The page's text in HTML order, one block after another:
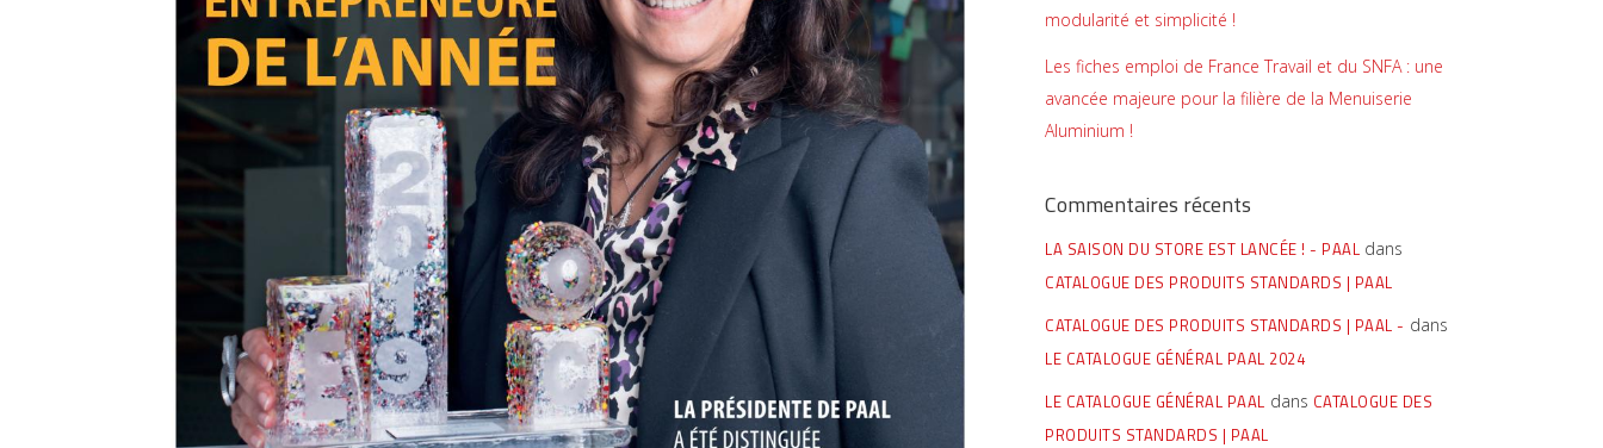
modularité et simplicité !
Les fiches emploi de France Travail et du SNFA : une
avancée majeure pour la filière de la Menuiserie
Aluminium !
Commentaires récents
LA SAISON DU STORE EST LANCÉE ! - PAAL dans
CATALOGUE DES PRODUITS STANDARDS | PAAL
CATALOGUE DES PRODUITS STANDARDS | PAAL - dans
LE CATALOGUE GÉNÉRAL PAAL 2024
LE CATALOGUE GÉNÉRAL PAAL dans CATALOGUE DES
PRODUITS STANDARDS | PAAL